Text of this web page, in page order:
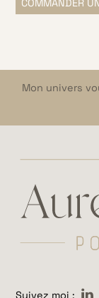
COMMANDER
Mon univers
Suivez moi :